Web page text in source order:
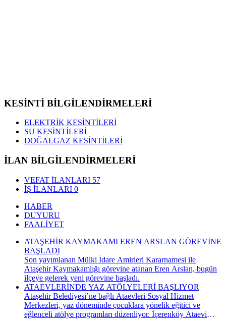
KESİNTİ BİLGİLENDİRMELERİ
ELEKTRİK KESİNTİLERİ
SU KESİNTİLERİ
DOĞALGAZ KESİNTİLERİ
İLAN BİLGİLENDİRMELERİ
VEFAT İLANLARI 57
İŞ İLANLARI 0
HABER
DUYURU
FAALİYET
ATAŞEHİR KAYMAKAMI EREN ARSLAN GÖREVİNE
BAŞLADI
Son yayımlanan Mülki İdare Amirleri Kararnamesi ile
Ataşehir Kaymakamlığı görevine atanan Eren Arslan, bugün
ilçeye gelerek yeni görevine başladı.
ATAEVLERİNDE YAZ ATÖLYELERİ BAŞLIYOR
Ataşehir Belediyesi’ne bağlı Ataevleri Sosyal Hizmet
Merkezleri, yaz döneminde çocuklara yönelik eğitici ve
eğlenceli atölye programları düzenliyor. İçerenköy Ataevi